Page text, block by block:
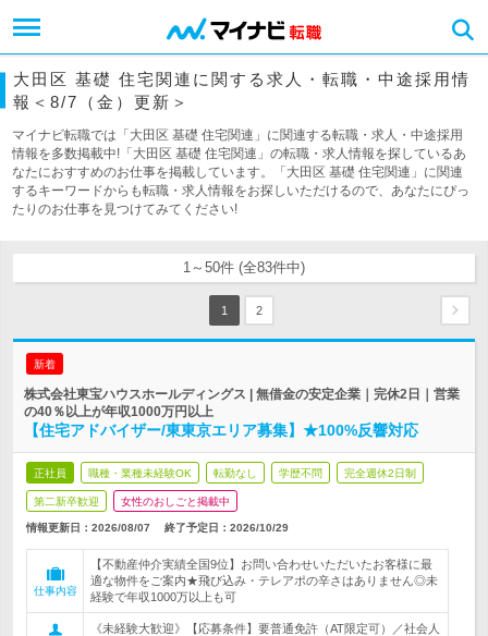
大田区 基礎 住宅関連に関する求人・転職・中途採用情
報＜8/7（金）更新＞
マイナビ転職では「大田区 基礎 住宅関連」に関連する転職・求人・中途採用
情報を多数掲載中!「大田区 基礎 住宅関連」の転職・求人情報を探しているあ
なたにおすすめのお仕事を掲載しています。「大田区 基礎 住宅関連」に関連
するキーワードからも転職・求人情報をお探しいただけるので、あなたにぴっ
たりのお仕事を見つけてみてください!
1～50件 (全83件中)
1 2
新着
株式会社東宝ハウスホールディングス | 無借金の安定企業｜完休2日｜営業
の40％以上が年収1000万円以上
【住宅アドバイザー/東東京エリア募集】★100%反響対応
正社員 職種・業種未経験OK 転勤なし 学歴不問 完全週休2日制
第二新卒歓迎 女性のおしごと掲載中
情報更新日：2026/08/07 終了予定日： 2026/10/29
仕事内容
【不動産仲介実績全国9位】お問い合わせいただいたお客様に最
適な物件をご案内★飛び込み・テレアポの辛さはありません◎未
経験で年収1000万以上も可
《未経験大歓迎》【応募条件】要普通免許（AT限定可）／社会人